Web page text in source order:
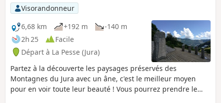
Visorandonneur
6,68 km
+192 m
-140 m
2h 25
Facile
Départ à La Pesse (Jura)
Partez à la découverte les paysages préservés des
Montagnes du Jura avec un âne, c'est le meilleur moyen
pour en voir toute leur beauté ! Vous pourrez prendre le